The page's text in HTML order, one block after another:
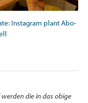
Instagram plant Abo-
die in das obige